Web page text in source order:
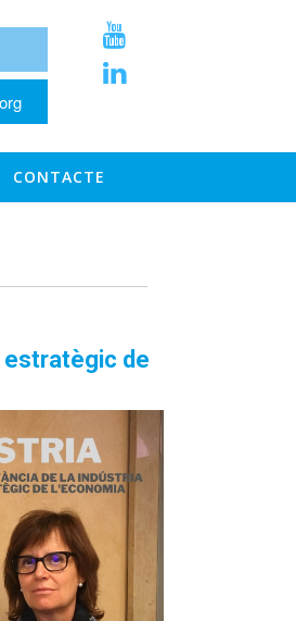
CONTACTE
estratègic de